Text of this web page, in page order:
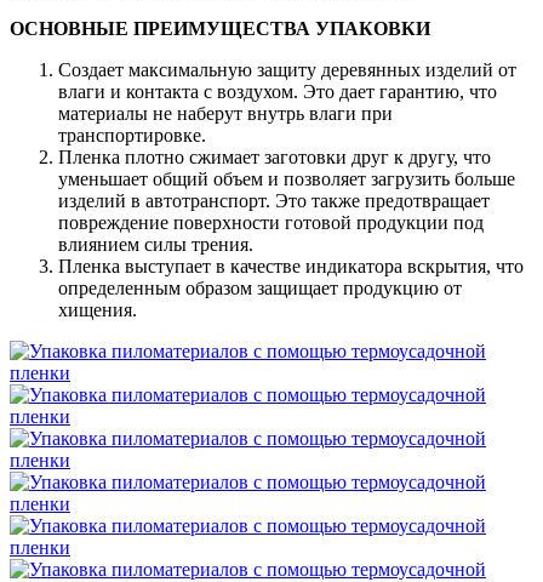
ОСНОВНЫЕ ПРЕИМУЩЕСТВА УПАКОВКИ
Создает максимальную защиту деревянных изделий от
влаги и контакта с воздухом. Это дает гарантию, что
материалы не наберут внутрь влаги при
транспортировке.
Пленка плотно сжимает заготовки друг к другу, что
уменьшает общий объем и позволяет загрузить больше
изделий в автотранспорт. Это также предотвращает
повреждение поверхности готовой продукции под
влиянием силы трения.
Пленка выступает в качестве индикатора вскрытия, что
определенным образом защищает продукцию от
хищения.